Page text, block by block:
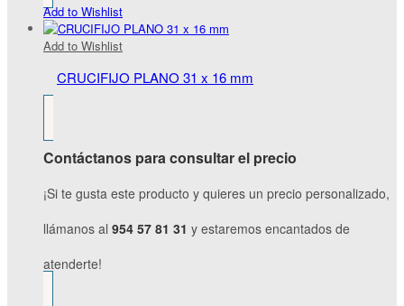
Add to Wishlist
Add to Wishlist
CRUCIFIJO PLANO 31 x 16 mm
Contáctanos para consultar el precio
¡Si te gusta este producto y quieres un precio personalizado,
llámanos al 954 57 81 31 y estaremos encantados de
atenderte!